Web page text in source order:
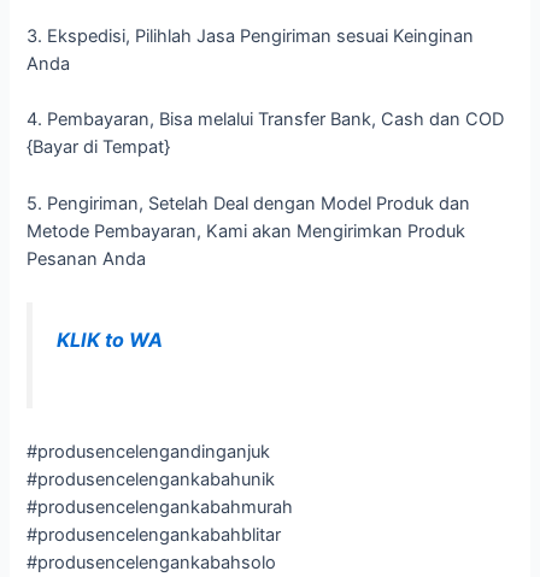
3. Ekspedisi, Pilihlah Jasa Pengiriman sesuai Keinginan
Anda
4. Pembayaran, Bisa melalui Transfer Bank, Cash dan COD
{Bayar di Tempat}
5. Pengiriman, Setelah Deal dengan Model Produk dan
Metode Pembayaran, Kami akan Mengirimkan Produk
Pesanan Anda
KLIK to WA
#produsencelengandinganjuk
#produsencelengankabahunik
#produsencelengankabahmurah
#produsencelengankabahblitar
#produsencelengankabahsolo